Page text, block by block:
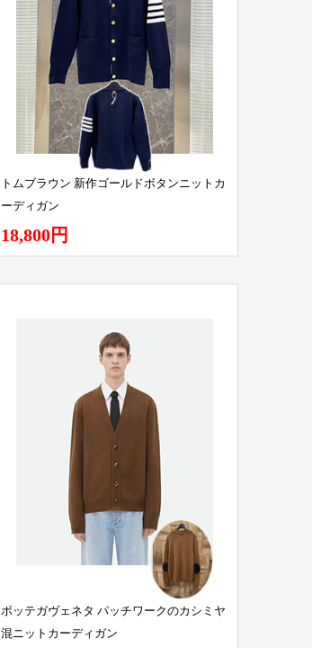
トムブラウン 新作ゴールドボタンニットカ
ーディガン
18,800円
ボッテガヴェネタ パッチワークのカシミヤ
混ニットカーディガン